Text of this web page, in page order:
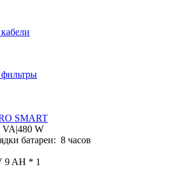
SMART
W
батареи: 8 часов
9 AH * 1